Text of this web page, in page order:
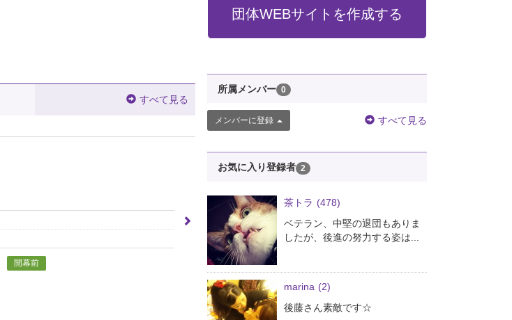
すべて見る
開幕前
団体WEBサイトを作成する
所属メンバー 0
メンバーに登録 すべて見る
お気に入り登録者 2
茶トラ (478)
ベテラン、中堅の退団もありま
したが、後進の努力する姿は...
marina (2)
後藤さん素敵です☆